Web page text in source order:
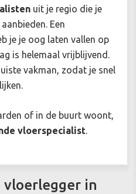
uit je regio die je
Een
je je oog laten vallen op
is helemaal vrijblijvend.
vakman, zodat je snel
of in de buurt woont,
vloerspecialist.
in